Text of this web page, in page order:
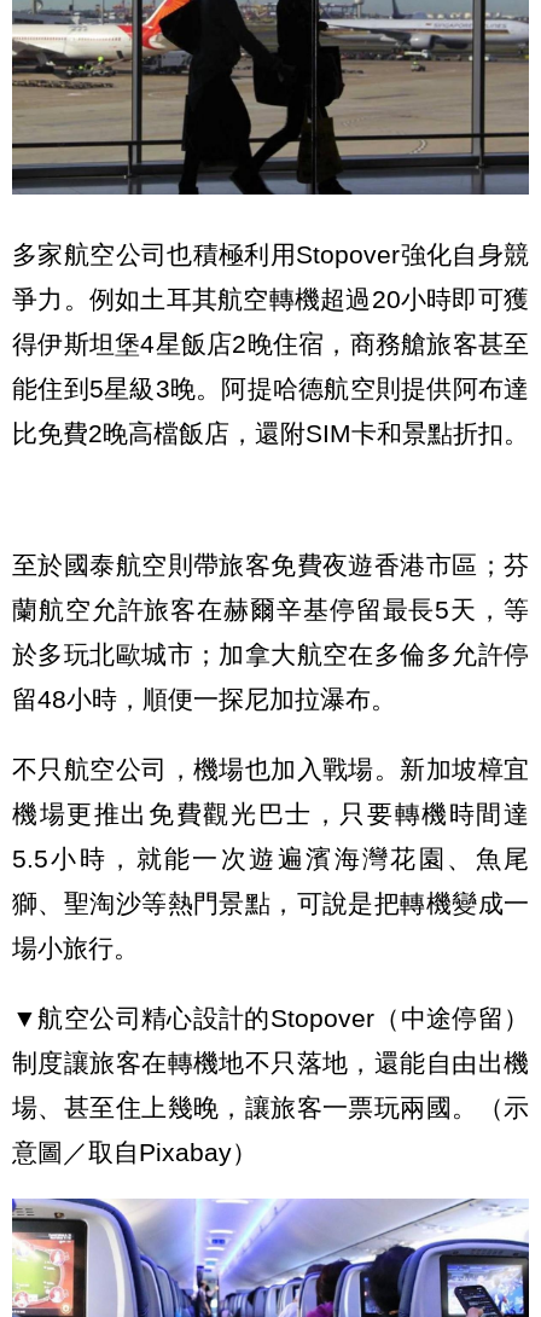
多家航空公司也積極利用Stopover強化自身競
爭力。例如土耳其航空轉機超過20小時即可獲
得伊斯坦堡4星飯店2晚住宿，商務艙旅客甚至
能住到5星級3晚。阿提哈德航空則提供阿布達
比免費2晚高檔飯店，還附SIM卡和景點折扣。
至於國泰航空則帶旅客免費夜遊香港市區；芬
蘭航空允許旅客在赫爾辛基停留最長5天，等
於多玩北歐城市；加拿大航空在多倫多允許停
留48小時，順便一探尼加拉瀑布。
不只航空公司，機場也加入戰場。新加坡樟宜
機場更推出免費觀光巴士，只要轉機時間達
5.5小時，就能一次遊遍濱海灣花園、魚尾
獅、聖淘沙等熱門景點，可說是把轉機變成一
場小旅行。
▼航空公司精心設計的Stopover（中途停留）
制度讓旅客在轉機地不只落地，還能自由出機
場、甚至住上幾晚，讓旅客一票玩兩國。（示
意圖／取自Pixabay）